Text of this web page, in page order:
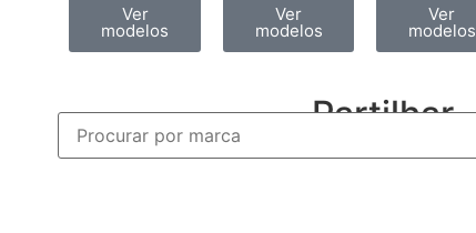
Ver
modelos
Ver
modelos
Ver
modelos
Partilhar